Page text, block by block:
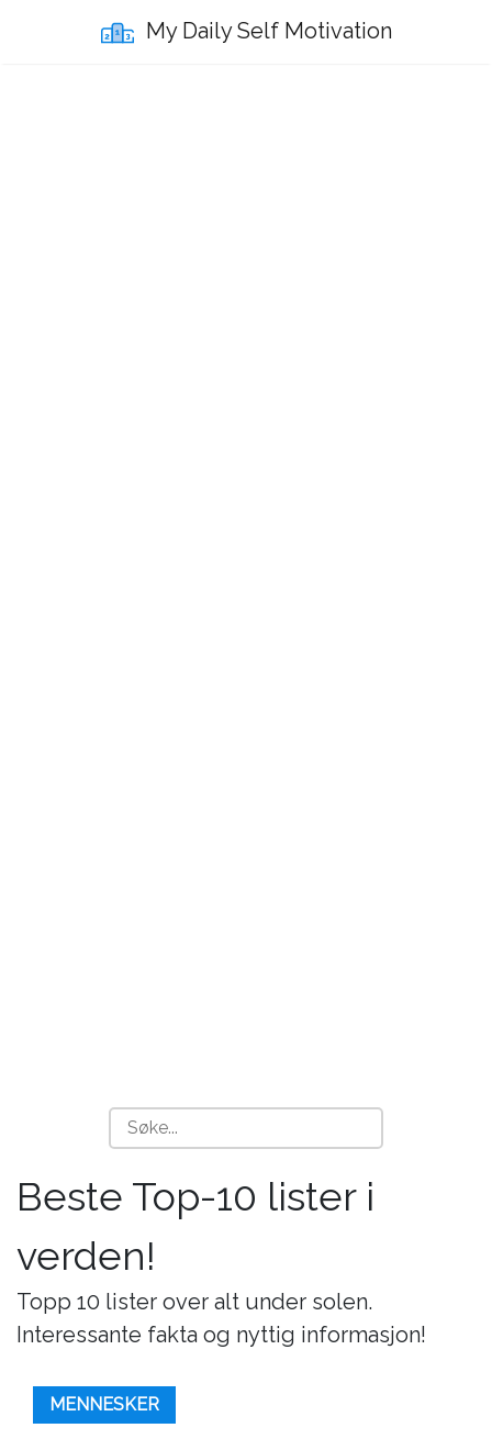
My Daily Self Motivation
Beste Top-10 lister i
verden!
Topp 10 lister over alt under solen.
Interessante fakta og nyttig informasjon!
MENNESKER